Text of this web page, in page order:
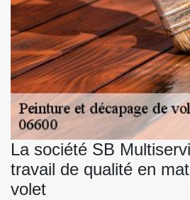
La société SB
travail de qualité en
volet